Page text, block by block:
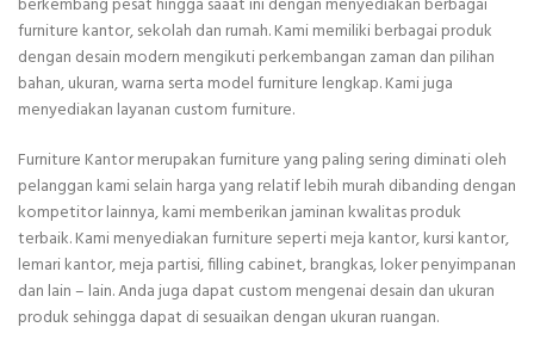
furniture kantor, sekolah dan rumah. Kami memiliki berbagai produk
dengan desain modern mengikuti perkembangan zaman dan pilihan
bahan, ukuran, warna serta model furniture lengkap. Kami juga
menyediakan layanan custom furniture.
Furniture Kantor merupakan furniture yang paling sering diminati oleh
pelanggan kami selain harga yang relatif lebih murah dibanding dengan
kompetitor lainnya, kami memberikan jaminan kwalitas produk
terbaik. Kami menyediakan furniture seperti meja kantor, kursi kantor,
lemari kantor, meja partisi, filling cabinet, brangkas, loker penyimpanan
dan lain – lain. Anda juga dapat custom mengenai desain dan ukuran
produk sehingga dapat di sesuaikan dengan ukuran ruangan.